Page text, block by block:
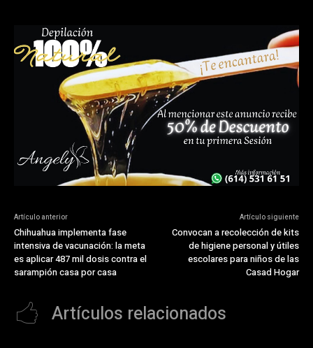
Artículo anterior
Chihuahua implementa fase
intensiva de vacunación: la meta
es aplicar 487 mil dosis contra el
sarampión casa por casa
Artículo siguiente
Convocan a recolección de kits
de higiene personal y útiles
escolares para niños de las
Casad Hogar
Artículos relacionados